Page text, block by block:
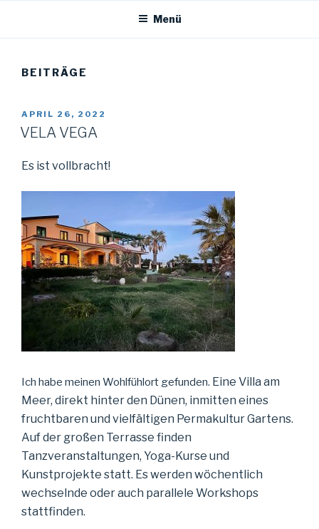
Menü
BEITRÄGE
VERÖFFENTLICHT
AM
APRIL 26, 2022
VELA VEGA
Es ist vollbracht!
Ich habe meinen Wohlfühlort gefunden. Eine Villa am
Meer, direkt hinter den Dünen, inmitten eines
fruchtbaren und vielfältigen Permakultur Gartens.
Auf der großen Terrasse finden
Tanzveranstaltungen, Yoga-Kurse und
Kunstprojekte statt. Es werden wöchentlich
wechselnde oder auch parallele Workshops
stattfinden.